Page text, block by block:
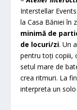
Interstellar
la Casa Băniei în
minimă de
de locuri/zi. Un
pentru toți copiii,
setul mare de
crea ritmuri. La
interpreta un